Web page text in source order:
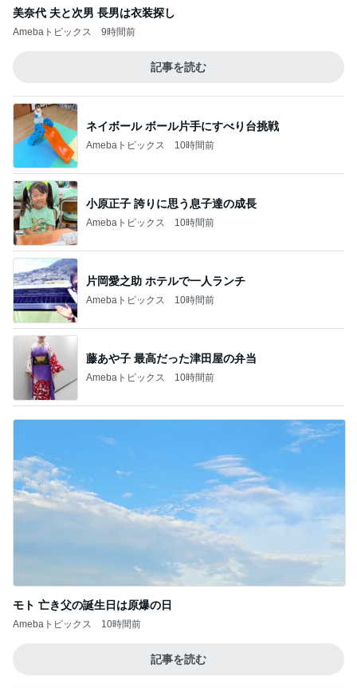
美奈代 夫と次男 長男は衣装探し
Amebaトピックス 9時間前
記事を読む
ネイボール ボール片手にすべり台挑戦
Amebaトピックス 10時間前
小原正子 誇りに思う息子達の成長
Amebaトピックス 10時間前
片岡愛之助 ホテルで一人ランチ
Amebaトピックス 10時間前
藤あや子 最高だった津田屋の弁当
Amebaトピックス 10時間前
モト 亡き父の誕生日は原爆の日
Amebaトピックス 10時間前
記事を読む